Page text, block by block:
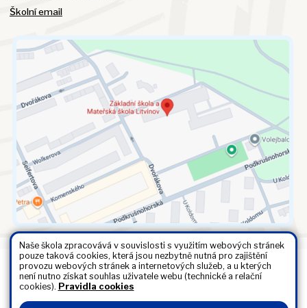
Školní email
Všechna práva vyhrazena. Copyright © 2026 |Mapa stránek
Kontakty| Přihlásit|Prohlášení o přístupnosti|Pravidla COOKIES
Naše škola zpracovává v souvislosti s využitím webových stránek
pouze taková cookies, která jsou nezbytně nutná pro zajištění
provozu webových stránek a internetových služeb, a u kterých
není nutno získat souhlas uživatele webu (technické a relační
cookies). Pravidla cookies